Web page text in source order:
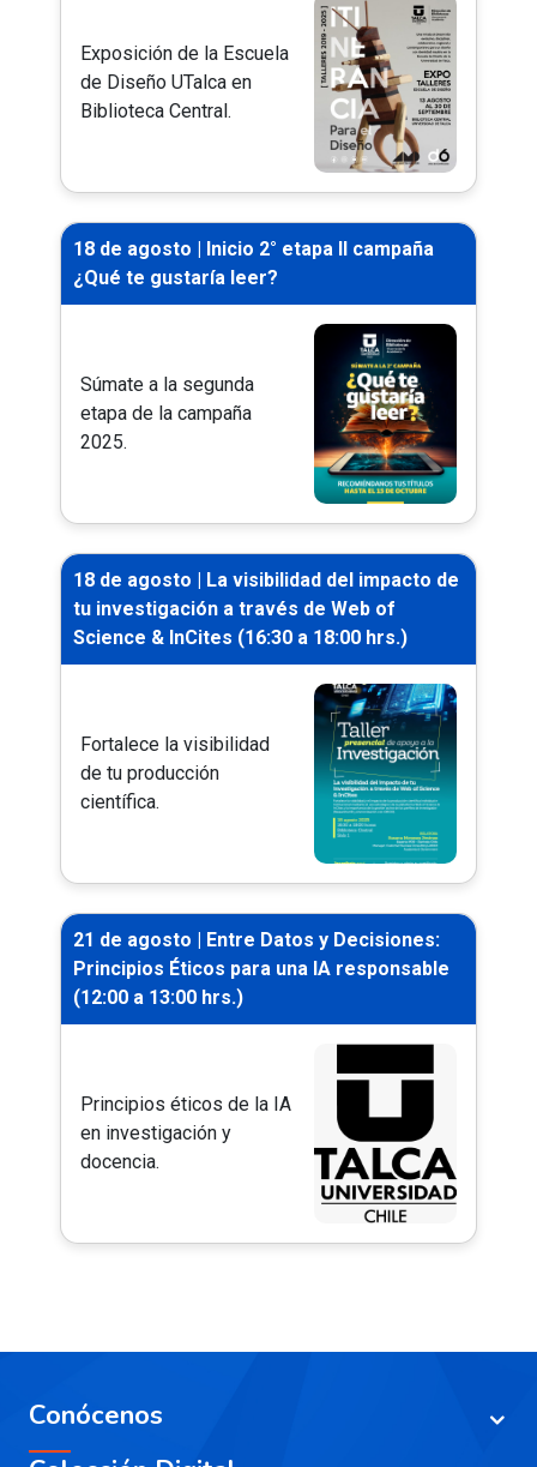
Exposición de la Escuela
de Diseño UTalca en
Biblioteca Central.
18 de agosto | Inicio 2° etapa II campaña
¿Qué te gustaría leer?
Súmate a la segunda
etapa de la campaña
2025.
18 de agosto | La visibilidad del impacto de
tu investigación a través de Web of
Science & InCites (16:30 a 18:00 hrs.)
Fortalece la visibilidad
de tu producción
científica.
21 de agosto | Entre Datos y Decisiones:
Principios Éticos para una IA responsable
(12:00 a 13:00 hrs.)
Principios éticos de la IA
en investigación y
docencia.
Conócenos